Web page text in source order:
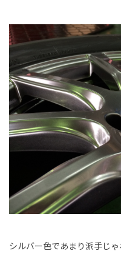
シルバー色であまり派手じゃ